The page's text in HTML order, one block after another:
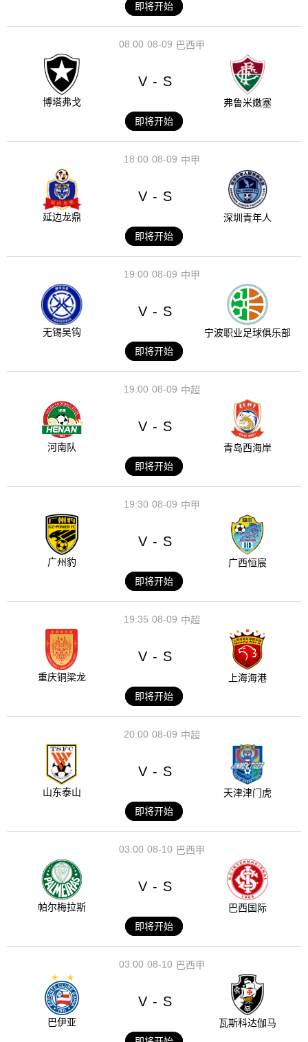
即将开始
08-09
08:00 巴西甲
博塔弗戈
V - S
弗鲁米嫩塞
即将开始
08-09
18:00 中甲
延边龙鼎
V - S
深圳青年人
即将开始
08-09
19:00 中甲
无锡吴钩
V - S
宁波职业足球俱乐部
即将开始
08-09
19:00 中超
河南队
V - S
青岛西海岸
即将开始
08-09
19:30 中甲
广州豹
V - S
广西恒宸
即将开始
08-09
19:35 中超
重庆铜梁龙
V - S
上海海港
即将开始
08-09
20:00 中超
山东泰山
V - S
天津津门虎
即将开始
08-10
03:00 巴西甲
帕尔梅拉斯
V - S
巴西国际
即将开始
08-10
03:00 巴西甲
巴伊亚
V - S
瓦斯科达伽马